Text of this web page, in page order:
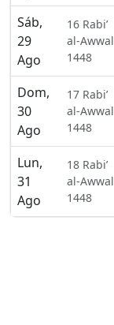
Sáb,
29
Ago
16 Rabi’
al-Awwal
1448
Dom,
30
Ago
17 Rabi’
al-Awwal
1448
Lun,
31
Ago
18 Rabi’
al-Awwal
1448